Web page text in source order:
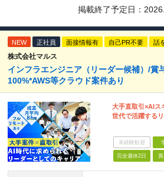
掲載終了予定日：
NEW 正社員 面接情報有 自己PR不要 話
株式会社マルス
インフラエンジニア（リーダー候補）/賞
100%*AWS等クラウド案件あり
大手直取引×AI
世代で活躍する
未経験歓迎
完全週休2日